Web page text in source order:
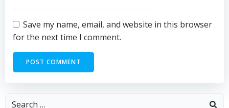
Save my name, email, and website in this browser
for the next time I comment.
Search